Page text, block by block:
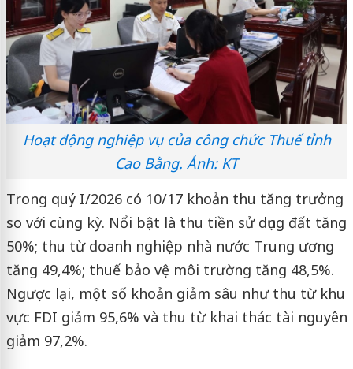
Hoạt động nghiệp vụ của công chức Thuế tỉnh
Cao Bằng. Ảnh: KT
Trong quý I/2026 có 10/17 khoản thu tăng trưởng
so với cùng kỳ. Nổi bật là thu tiền sử dụng đất tăng
50%; thu từ doanh nghiệp nhà nước Trung ương
tăng 49,4%; thuế bảo vệ môi trường tăng 48,5%.
Ngược lại, một số khoản giảm sâu như thu từ khu
vực FDI giảm 95,6% và thu từ khai thác tài nguyên
giảm 97,2%.